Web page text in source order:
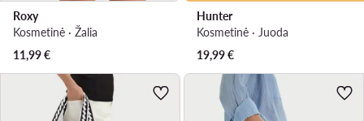
Roxy
Kosmetinė · Žalia
11,99€
Hunter
Kosmetinė · Juoda
19,99€